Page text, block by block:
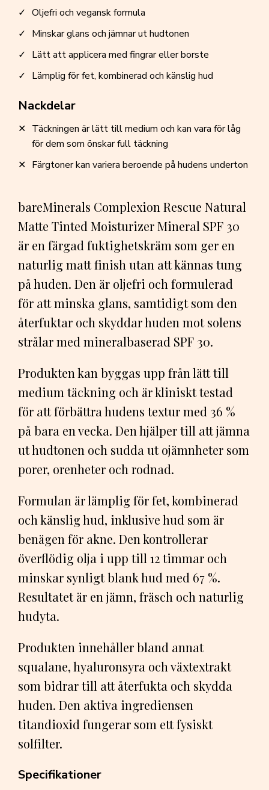
bareMinerals Complexion Rescue Natural
Matte Tinted Moisturizer Mineral SPF 30
är en färgad fuktighetskräm som ger en
naturlig matt finish utan att kännas tung
på huden. Den är oljefri och formulerad
för att minska glans, samtidigt som den
återfuktar och skyddar huden mot solens
strålar med mineralbaserad SPF 30.
Produkten kan byggas upp från lätt till
medium täckning och är kliniskt testad
för att förbättra hudens textur med 36 %
på bara en vecka. Den hjälper till att jämna
ut hudtonen och sudda ut ojämnheter som
porer, orenheter och rodnad.
Formulan är lämplig för fet, kombinerad
och känslig hud, inklusive hud som är
benägen för akne. Den kontrollerar
överflödig olja i upp till 12 timmar och
minskar synligt blank hud med 67 %.
Resultatet är en jämn, fräsch och naturlig
hudyta.
Produkten innehåller bland annat
squalane, hyaluronsyra och växtextrakt
som bidrar till att återfukta och skydda
huden. Den aktiva ingrediensen
titandioxid fungerar som ett fysiskt
solfilter.
Oljefri och vegansk formula
Minskar glans och jämnar ut hudtonen
Lätt att applicera med fingrar eller borste
Lämplig för fet, kombinerad och känslig hud
Nackdelar
Täckningen är lätt till medium och kan vara för låg
för dem som önskar full täckning
Färgtoner kan variera beroende på hudens underton
Specifikationer